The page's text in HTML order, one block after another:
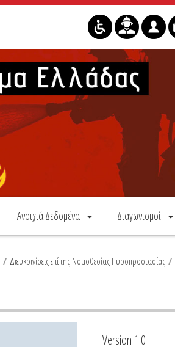
Ανοιχτά Δεδομένα Διαγωνισμοί
/ Διευκρινίσεις επί της Νομοθεσίας Πυροπροστασίας /
Version 1.0